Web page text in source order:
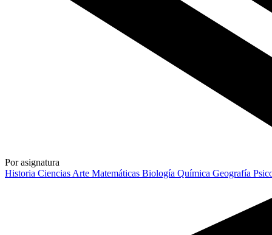
Por asignatura
Historia Ciencias Arte Matemáticas Biología Química Geografía